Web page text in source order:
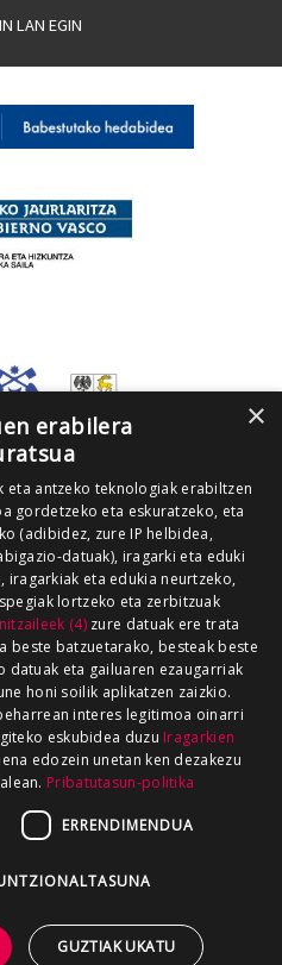
LAN EGIN
×
erabilera
eta antzeko teknologiak erabiltzen
gordetzeko eta eskuratzeko, eta
(adibidez, zure IP helbidea,
datuak), iragarki eta eduki
iragarkiak eta edukia neurtzeko,
lortzeko eta zerbitzuak
(4)zure datuak ere trata
beste batzuetarako, besteak beste
datuak eta gailuaren ezaugarriak
honi soilik aplikatzen zaizkio.
interes legitimoa oinarri
eskubidea duzu Iragarkien
edozein unetan ken dezakezu
Pribatutasun-politika
ERRENDIMENDUA
GUZTIAK UKATU